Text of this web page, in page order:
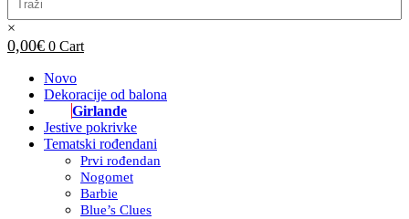
×
0,00€ 0 Cart
Novo
Dekoracije od balona
Girlande
Jestive pokrivke
Tematski rođendani
Prvi rođendan
Nogomet
Barbie
Blue’s Clues